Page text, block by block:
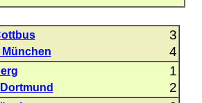
3
München 4
1
2